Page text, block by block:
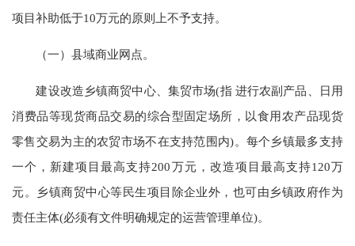
项目补助低于10万元的原则上不予支持。
（一）县域商业网点。
建设改造乡镇商贸中心、集贸市场(指 进行农副产品、日用
消费品等现货商品交易的综合型固定场所，以食用农产品现货
零售交易为主的农贸市场不在支持范围内)。每个乡镇最多支持
一个，新建项目最高支持200万元，改造项目最高支持120万
元。乡镇商贸中心等民生项目除企业外，也可由乡镇政府作为
责任主体(必须有文件明确规定的运营管理单位)。